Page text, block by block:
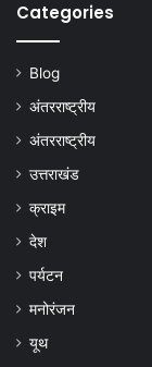
Categories
Blog
अंतरराष्ट्रीय
अंतरराष्ट्रीय
उत्तराखंड
क्राइम
देश
पर्यटन
मनोरंजन
यूथ